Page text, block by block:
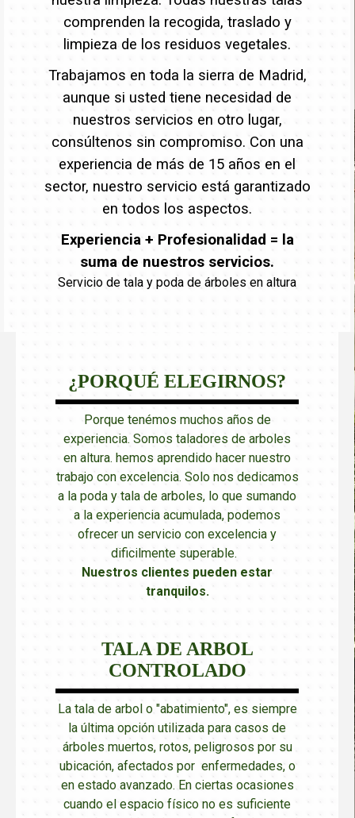
comprenden la recogida, traslado y
limpieza de los residuos vegetales.
Trabajamos en toda la sierra de Madrid,
aunque si usted tiene necesidad de
nuestros servicios en otro lugar,
consúltenos sin compromiso. Con una
experiencia de más de 15 años en el
sector, nuestro servicio está garantizado
en todos los aspectos.
Experiencia + Profesionalidad = la
suma de nuestros servicios.
Servicio de tala y poda de árboles en altura
¿PORQUÉ ELEGIRNOS?
Porque tenémos muchos años de
experiencia. Somos taladores de arboles
en altura. hemos aprendido hacer nuestro
trabajo con excelencia. Solo nos dedicamos
a la poda y tala de arboles, lo que sumando
a la experiencia acumulada, podemos
ofrecer un servicio con excelencia y
dificilmente superable.
Nuestros clientes pueden estar
tranquilos.
TALA DE ARBOL
CONTROLADO
La tala de arbol o "abatimiento", es siempre
la última opción utilizada para casos de
árboles muertos, rotos, peligrosos por su
ubicación, afectados por enfermedades, o
en estado avanzado. En ciertas ocasiones
cuando el espacio físico no es suficiente